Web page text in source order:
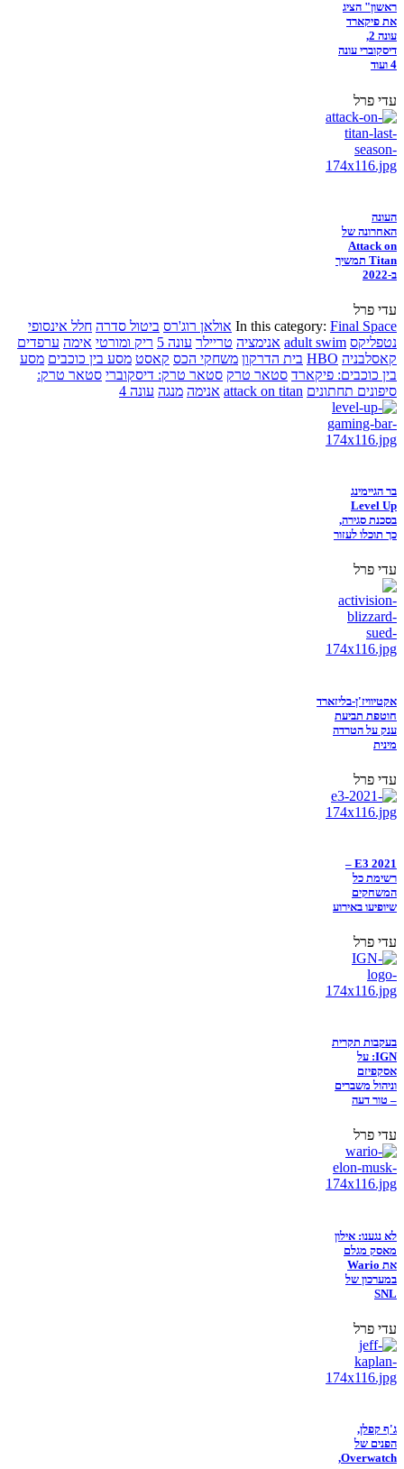
ראשון" הציג
את פיקארד
עונה 2,
דיסקוברי עונה
4 ועוד
עדי פרל
העונה
האחרונה של
Attack on
Titan תמשיך
ב-2022
עדי פרל
In this category: Final Space אולאן רוג'רס ביטול סדרה חלל אינסופי
נטפליקס adult swim אנימציה טריילר עונה 5 ריק ומורטי אימה ערפדים
קאסלבניה HBO בית הדרקון משחקי הכס קאסט מסע בין כוכבים מסע
בין כוכבים: פיקארד סטאר טרק סטאר טרק: דיסקוברי סטאר טרק:
סיפונים תחתונים attack on titan אנימה מנגה עונה 4
בר הגיימינג
Level Up
בסכנת סגירה,
כך תוכלו לעזור
עדי פרל
אקטיוויז'ן-בליזארד
חוטפת תביעת
ענק על הטרדה
מינית
עדי פרל
E3 2021 –
רשימת כל
המשחקים
שיופיעו באירוע
עדי פרל
בעקבות תקרית
IGN: על
אסקפיזם
וניהול משברים
– טור דעה
עדי פרל
לא נגענו: אילון
מאסק מגלם
את Wario
במערכון של
SNL
עדי פרל
ג'ף קפלן,
הפנים של
Overwatch,